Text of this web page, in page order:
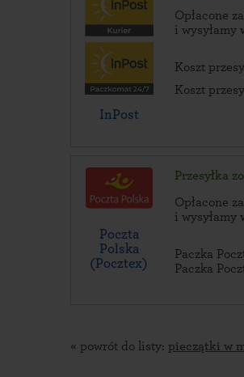
InPost
Opłacone
i wysyłamy
Koszt
Koszt
Poczta
Polska
(Pocztex)
Przesyłka
Opłacone
i wysyłamy
Paczka
Paczka
« powrót do listy: pieczątki w